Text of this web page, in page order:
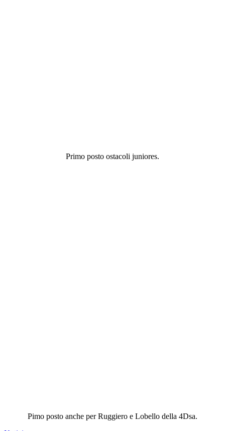
Primo posto ostacoli juniores.
Pimo posto anche per Ruggiero e Lobello della 4Dsa.